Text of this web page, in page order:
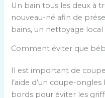
Un bain tous les deux à
nouveau-né afin de
bains, un nettoyage local
Comment éviter que
Il est important de
l’aide d’un coupe-
bords pour éviter les